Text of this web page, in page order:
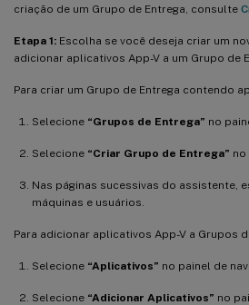
criação de um Grupo de Entrega, consulte
Etapa 1: Escolha se você deseja criar um
adicionar aplicativos App-V a um Grupo de
Para criar um Grupo de Entrega contendo
Selecione “Grupos de Entrega” no
Selecione “Criar Grupo de Entrega” no
Nas páginas sucessivas do assistente,
máquinas e usuários.
Para adicionar aplicativos App-V a Grupos
Selecione “Aplicativos” no painel de
Selecione “Adicionar Aplicativos” no